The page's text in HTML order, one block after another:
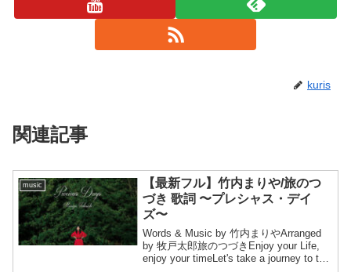
kuris
関連記事
music
【最新フル】竹内まりや/旅のつ
づき 歌詞 〜プレシャス・デイ
ズ〜
Words & Music by 竹内まりやArranged
by 牧戸太郎旅のつづきEnjoy your Life,
enjoy your timeLet's take a journey to the